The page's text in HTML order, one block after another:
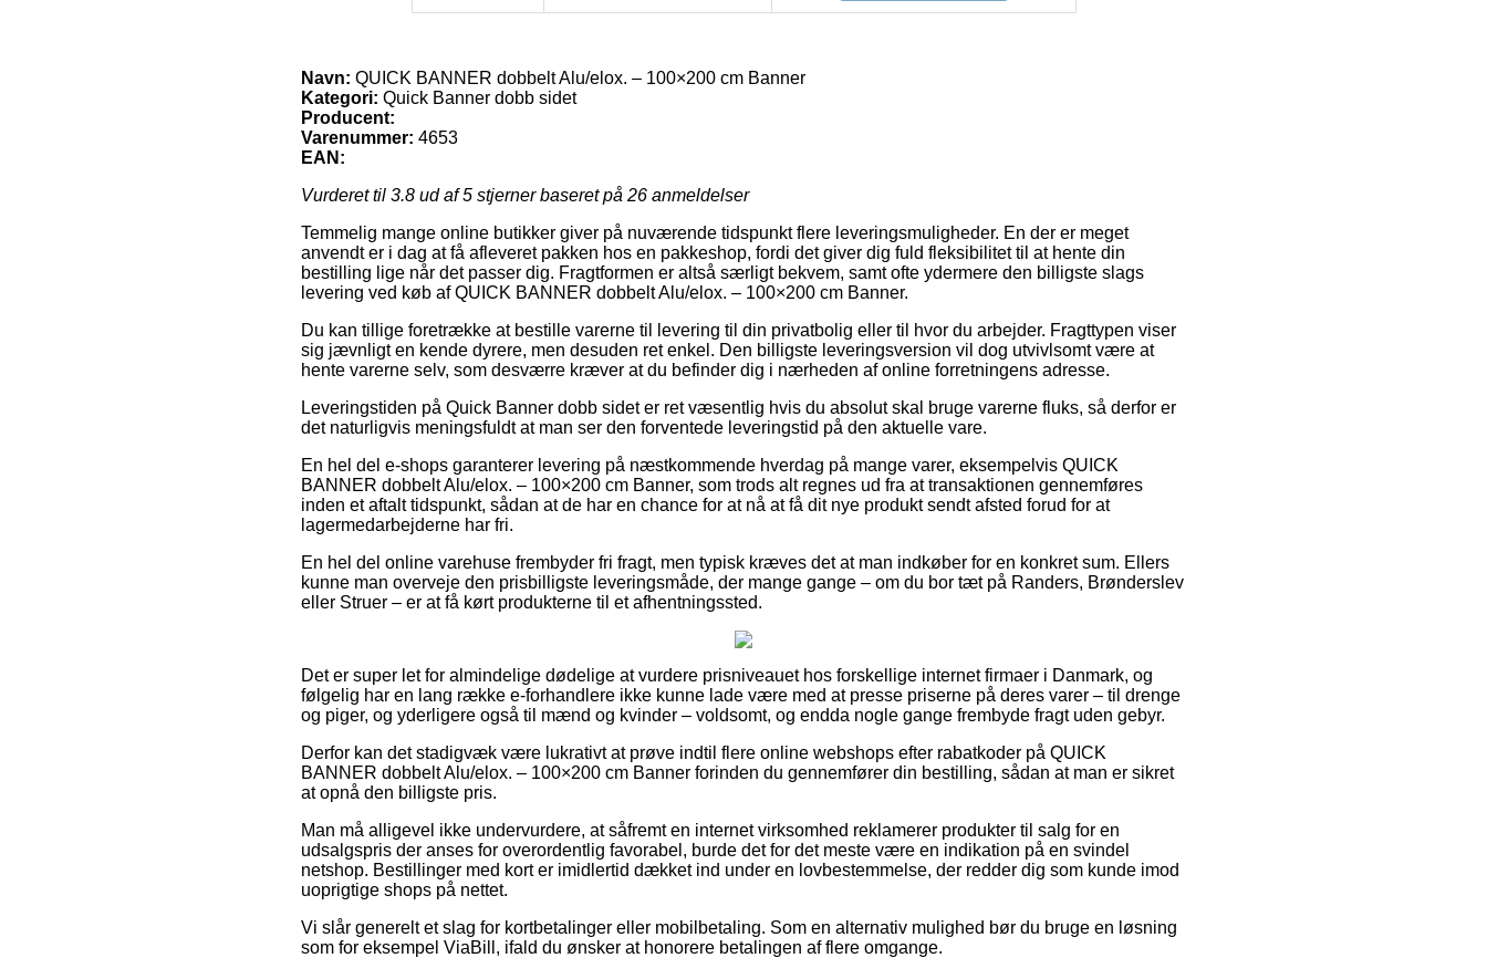
Navn: QUICK BANNER dobbelt Alu/elox. – 100×200 cm Banner
Kategori: Quick Banner dobb sidet
Producent:
Varenummer: 4653
EAN:
Vurderet til 3.8 ud af 5 stjerner baseret på 26 anmeldelser
Temmelig mange online butikker giver på nuværende tidspunkt flere leveringsmuligheder. En der er meget
anvendt er i dag at få afleveret pakken hos en pakkeshop, fordi det giver dig fuld fleksibilitet til at hente din
bestilling lige når det passer dig. Fragtformen er altså særligt bekvem, samt ofte ydermere den billigste slags
levering ved køb af QUICK BANNER dobbelt Alu/elox. – 100×200 cm Banner.
Du kan tillige foretrække at bestille varerne til levering til din privatbolig eller til hvor du arbejder. Fragttypen viser
sig jævnligt en kende dyrere, men desuden ret enkel. Den billigste leveringsversion vil dog utvivlsomt være at
hente varerne selv, som desværre kræver at du befinder dig i nærheden af online forretningens adresse.
Leveringstiden på Quick Banner dobb sidet er ret væsentlig hvis du absolut skal bruge varerne fluks, så derfor er
det naturligvis meningsfuldt at man ser den forventede leveringstid på den aktuelle vare.
En hel del e-shops garanterer levering på næstkommende hverdag på mange varer, eksempelvis QUICK
BANNER dobbelt Alu/elox. – 100×200 cm Banner, som trods alt regnes ud fra at transaktionen gennemføres
inden et aftalt tidspunkt, sådan at de har en chance for at nå at få dit nye produkt sendt afsted forud for at
lagermedarbejderne har fri.
En hel del online varehuse frembyder fri fragt, men typisk kræves det at man indkøber for en konkret sum. Ellers
kunne man overveje den prisbilligste leveringsmåde, der mange gange – om du bor tæt på Randers, Brønderslev
eller Struer – er at få kørt produkterne til et afhentningssted.
Det er super let for almindelige dødelige at vurdere prisniveauet hos forskellige internet firmaer i Danmark, og
følgelig har en lang række e-forhandlere ikke kunne lade være med at presse priserne på deres varer – til drenge
og piger, og yderligere også til mænd og kvinder – voldsomt, og endda nogle gange frembyde fragt uden gebyr.
Derfor kan det stadigvæk være lukrativt at prøve indtil flere online webshops efter rabatkoder på QUICK
BANNER dobbelt Alu/elox. – 100×200 cm Banner forinden du gennemfører din bestilling, sådan at man er sikret
at opnå den billigste pris.
Man må alligevel ikke undervurdere, at såfremt en internet virksomhed reklamerer produkter til salg for en
udsalgspris der anses for overordentlig favorabel, burde det for det meste være en indikation på en svindel
netshop. Bestillinger med kort er imidlertid dækket ind under en lovbestemmelse, der redder dig som kunde imod
uoprigtige shops på nettet.
Vi slår generelt et slag for kortbetalinger eller mobilbetaling. Som en alternativ mulighed bør du bruge en løsning
som for eksempel ViaBill, ifald du ønsker at honorere betalingen af flere omgange.